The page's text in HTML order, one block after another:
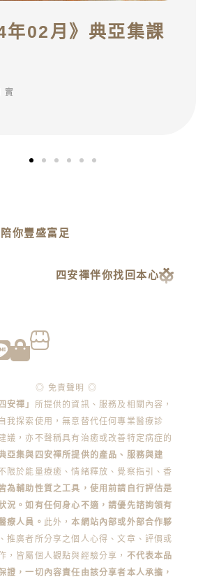
年01月》典亞集課
月 實
你豐盛富足
四安禪伴你找回本心
◎ 免責聲明 ◎
安禪」 所提供的資訊、服務及相關內容，
我探索使用，無意替代任何專業醫療診
議，亦不聲稱具有治癒或改善特定病症的
亞集與四安禪所提供的產品、服務與建
限於能量療癒、情緒釋放、覺察指引、香
為輔助性質之工具，使用前請自行評估是
況。如有任何身心不適，請優先諮詢領有
療人員。 此外，本網站內部或外部合作夥
推廣者所分享之個人心得、文章、評價或
，皆屬個人觀點與經驗分享， 不代表本品
證，一切內容責任由該分享者本人承擔，